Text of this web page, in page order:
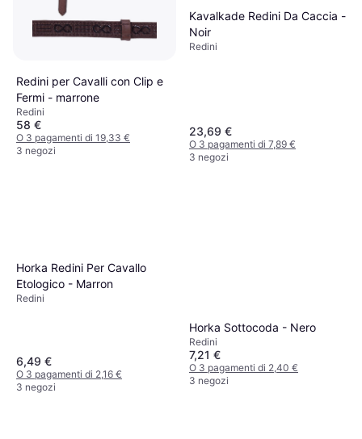
Redini per Cavalli con Clip e
Fermi - marrone
Redini
58 €
O 3 pagamenti di 19,33 €
3 negozi
Kavalkade Redini Da Caccia -
Noir
Redini
23,69 €
O 3 pagamenti di 7,89 €
3 negozi
Horka Redini Per Cavallo
Etologico - Marron
Redini
6,49 €
O 3 pagamenti di 2,16 €
3 negozi
Horka Sottocoda - Nero
Redini
7,21 €
O 3 pagamenti di 2,40 €
3 negozi